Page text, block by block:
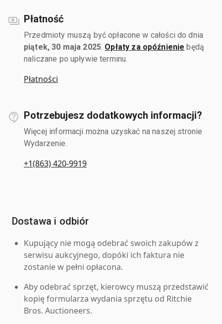
Płatność
Przedmioty muszą być opłacone w całości do dnia
piątek, 30 maja 2025 Opłaty za opóźnienie będą
naliczane po upływie terminu.
Płatności
Potrzebujesz dodatkowych informacji?
Więcej informacji można uzyskać na naszej stronie
Wydarzenie.
+1(863) 420-9919
Dostawa i odbiór
Kupujący nie mogą odebrać swoich zakupów z
serwisu aukcyjnego, dopóki ich faktura nie
zostanie w pełni opłacona.
Aby odebrać sprzęt, kierowcy muszą przedstawić
kopię formularza wydania sprzętu od Ritchie
Bros. Auctioneers.